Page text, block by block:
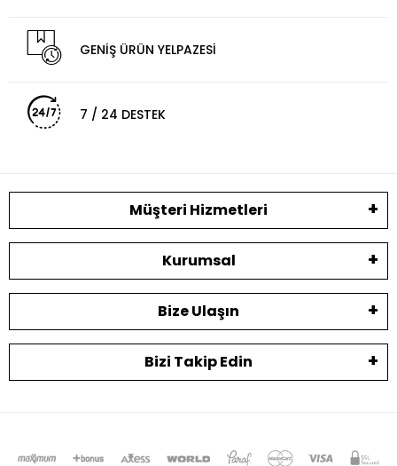
GENİŞ ÜRÜN YELPAZESİ
7 / 24 DESTEK
Müşteri Hizmetleri
Kurumsal
Bize Ulaşın
Bizi Takip Edin